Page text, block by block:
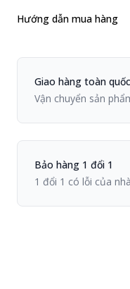
Hướng dẫn mua hàng
Chính sách Viiva
Giao hàng toàn quốc
Vận chuyển sản
Bảo hàng 1 đổi 1
1 đổi 1 có lỗi của